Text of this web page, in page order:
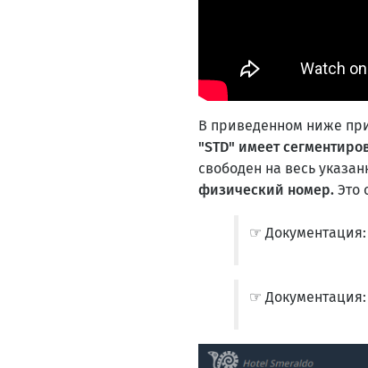
В приведенном ниже
"STD" имеет
свободен на весь
физический номер. Это
☞ Документация:
☞ Документация: